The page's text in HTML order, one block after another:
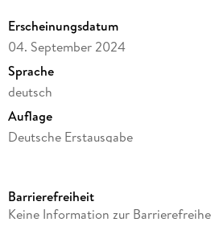
Erscheinungsdatum
04. September 2024
Sprache
deutsch
Auflage
Deutsche Erstausgabe
Altersempfehlung
Barrierefreiheit
Keine Information zur